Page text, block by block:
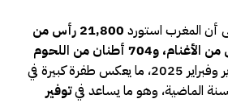
أن المغرب استورد
21,800 رأس من
الأبقار، و124,000 رأس من الأغنام، و704 أطنان من اللحوم
خلال شهري يناير وفبراير 2025، ما يعكس طفرة كبيرة في
الماضية، وهو ما يساعد فيتوفير